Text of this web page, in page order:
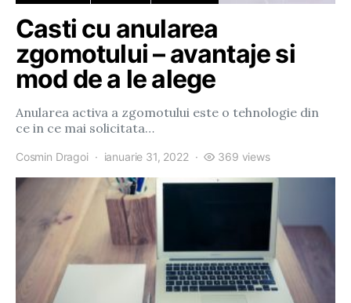
Casti cu anularea
zgomotului – avantaje si
mod de a le alege
Anularea activa a zgomotului este o tehnologie din
ce in ce mai solicitata…
Cosmin Dragoi ianuarie 31, 2022 369 views